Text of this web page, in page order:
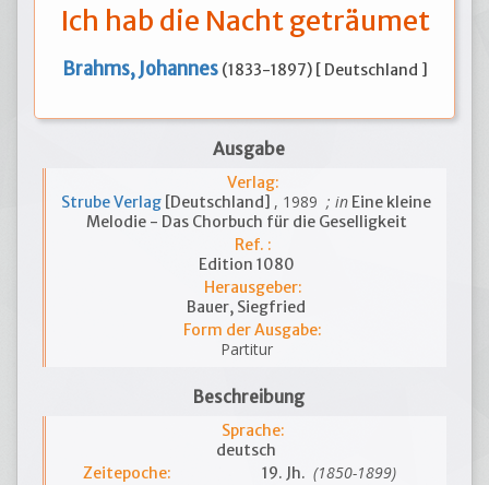
Ich hab die Nacht geträumet
Brahms, Johannes (1833-1897) [ Deutschland ]
Ausgabe
Verlag:
Strube Verlag [Deutschland] , 1989 ; in Eine kleine
Melodie - Das Chorbuch für die Geselligkeit
Ref. :
Edition 1080
Herausgeber:
Bauer, Siegfried
Form der Ausgabe:
Partitur
Beschreibung
Sprache:
deutsch
Zeitepoche:
19. Jh. (1850-1899)